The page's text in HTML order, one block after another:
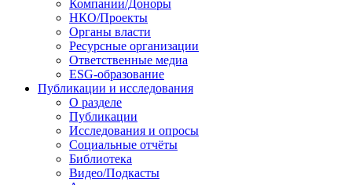
Компании/Доноры
НКО/Проекты
Органы власти
Ресурсные организации
Ответственные медиа
ESG-образование
Публикации и исследования
О разделе
Публикации
Исследования и опросы
Социальные отчёты
Библиотека
Видео/Подкасты